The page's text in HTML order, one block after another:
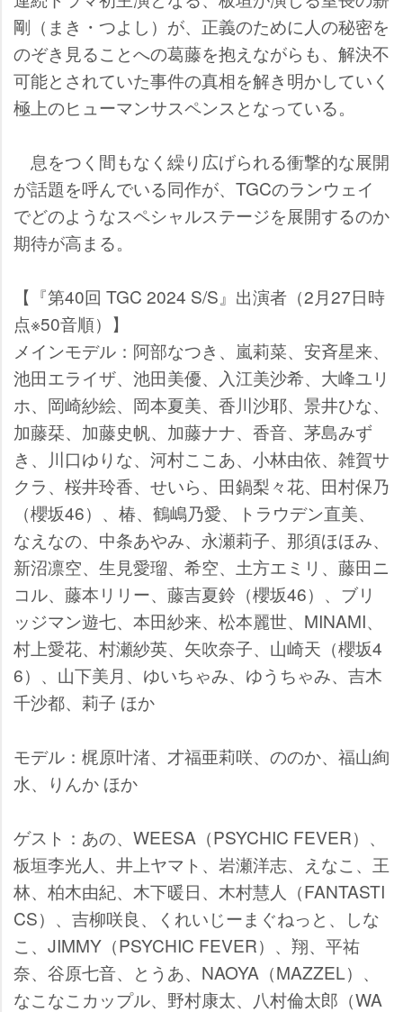
剛（まき・つよし）が、正義のために人の秘密を
のぞき見ることへの葛藤を抱えながらも、解決不
可能とされていた事件の真相を解き明かしていく
極上のヒューマンサスペンスとなっている。
息をつく間もなく繰り広げられる衝撃的な展開
が話題を呼んでいる同作が、TGCのランウェイ
でどのようなスペシャルステージを展開するのか
期待が高まる。
【『第40回 TGC 2024 S/S』出演者（2月27日時
点※50音順）】
メインモデル：阿部なつき、嵐莉菜、安斉星来、
池田エライザ、池田美優、入江美沙希、大峰ユリ
ホ、岡崎紗絵、岡本夏美、香川沙耶、景井ひな、
加藤栞、加藤史帆、加藤ナナ、香音、茅島みず
き、川口ゆりな、河村ここあ、小林由依、雑賀サ
クラ、桜井玲香、せいら、田鍋梨々花、田村保乃
（櫻坂46）、椿、鶴嶋乃愛、トラウデン直美、
なえなの、中条あやみ、永瀬莉子、那須ほほみ、
新沼凛空、生見愛瑠、希空、土方エミリ、藤田ニ
コル、藤本リリー、藤吉夏鈴（櫻坂46）、ブリ
ッジマン遊七、本田紗来、松本麗世、MINAMI、
村上愛花、村瀬紗英、矢吹奈子、山崎天（櫻坂4
6）、山下美月、ゆいちゃみ、ゆうちゃみ、吉木
千沙都、莉子 ほか
モデル：梶原叶渚、才福亜莉咲、ののか、福山絢
水、りんか ほか
ゲスト：あの、WEESA（PSYCHIC FEVER）、
板垣李光人、井上ヤマト、岩瀬洋志、えなこ、王
林、柏木由紀、木下暖日、木村慧人（FANTASTI
CS）、吉柳咲良、くれいじーまぐねっと、しな
こ、JIMMY（PSYCHIC FEVER）、翔、平祐
奈、谷原七音、とうあ、NAOYA（MAZZEL）、
なこなこカップル、野村康太、八村倫太郎（WA